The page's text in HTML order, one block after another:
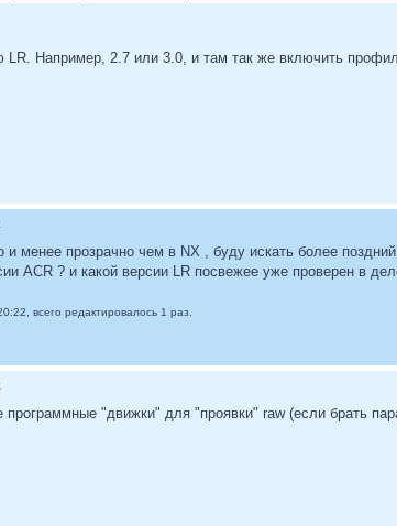
LR. Например, 2.7 или 3.0, и там так же включить
менее прозрачно чем в NX , буду искать более
ACR ? и какой версии LR посвежее уже проверен в
всего редактировалось 1 раз.
программные "движки" для "проявки" raw (если брать